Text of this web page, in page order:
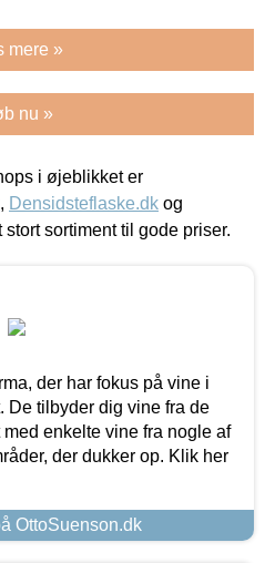
mere »
nu »
i øjeblikket er
, Densidsteflaske.dk og
stort sortiment til gode priser.
der har fokus på vine i
De tilbyder dig vine fra de
enkelte vine fra nogle af
der dukker op. Klik her
OttoSuenson.dk